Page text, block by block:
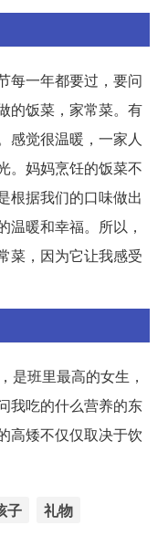
每一年都要过，要问
的饭菜，家常菜。有
感觉很温暖，一家人
。妈妈烹饪的饭菜不
根据我们的口味做出
温暖和幸福。所以，
菜，因为它让我感受
是班里最高的女生，
我吃的什么营养的东
高矮不仅仅取决于饮
子 礼物